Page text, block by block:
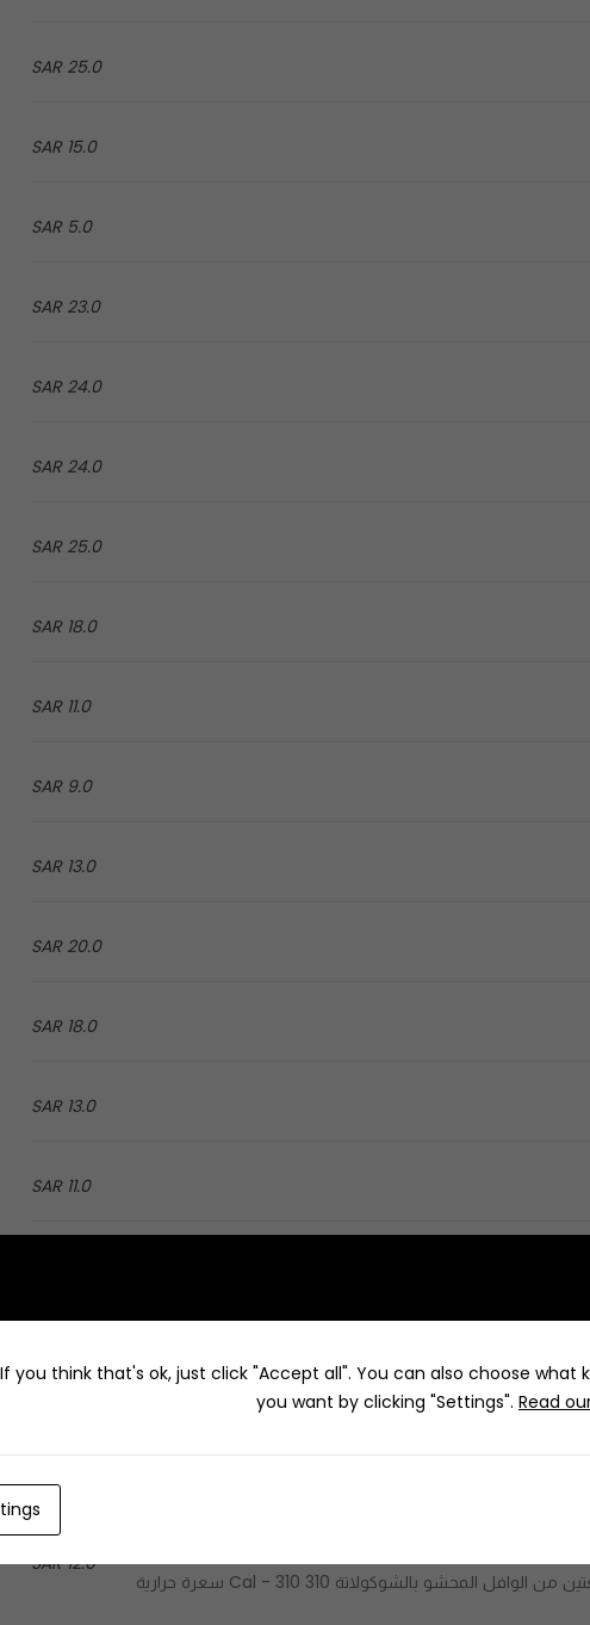
25.0 SAR
15.0 SAR
5.0 SAR
23.0 SAR
24.0 SAR
24.0 SAR
25.0 SAR
18.0 SAR
11.0 SAR
9.0 SAR
13.0 SAR
20.0 SAR
18.0 SAR
13.0 SAR
11.0 SAR
12.0 SAR
you think that's ok, just click "Accept all". You can also choose what
you want by clicking "Settings". Read